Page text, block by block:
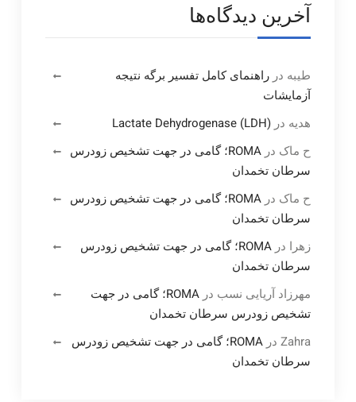
آخرین دیدگاه‌ها
طیبه در راهنمای کامل تفسیر برگه نتیجه
آزمایشات
هدیه در Lactate Dehydrogenase (LDH)
ح ماک در
ROMA؛ گامی در جهت تشخیص زودرس
سرطان تخمدان
ح ماک در
ROMA؛ گامی در جهت تشخیص زودرس
سرطان تخمدان
زهرا در
ROMA؛ گامی در جهت تشخیص زودرس
سرطان تخمدان
مهرزاد آریایی نسب در
ROMA؛ گامی در جهت
تشخیص زودرس سرطان تخمدان
Zahraدر
ROMA؛ گامی در جهت تشخیص زودرس
سرطان تخمدان